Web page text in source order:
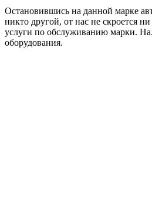
Остановившись на данной марке
никто другой, от нас не скроется
услуги по обслуживанию марки.
оборудования.